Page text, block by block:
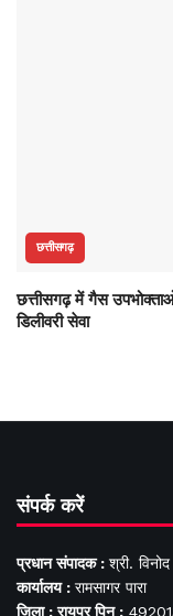
छत्तीसगढ़
छत्तीसगढ़ में गैस
डिलीवरी सेवा
संपर्क करें
प्रधान संपादक : श्री.
कार्यालय : रामसागर पारा
जिला : रायपुर पिन :